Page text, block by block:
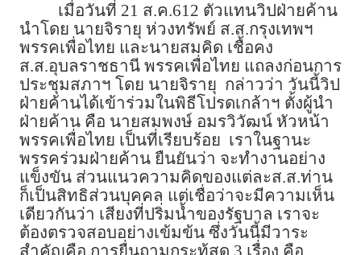
เมื่อวันที่ 21 ส.ค.612 ตัวแทนวิปฝ่ายค้าน
นำโดย นายจิรายุ ห่วงทรัพย์ ส.ส.กรุงเทพฯ
พรรคเพื่อไทย และนายสมคิด เชื้อคง
ส.ส.อุบลราชธานี พรรคเพื่อไทย แถลงก่อนการ
ประชุมสภาฯ โดย นายจิรายุ กล่าวว่า วันนี้วิป
ฝ่ายค้านได้เข้าร่วมในพิธีโปรดเกล้าฯ ตั้งผู้นำ
ฝ่ายค้าน คือ นายสมพงษ์ อมรวิวัฒน์ หัวหน้า
พรรคเพื่อไทย เป็นที่เรียบร้อย เราในฐานะ
พรรคร่วมฝ่ายค้าน ยืนยันว่า จะทำงานอย่าง
แข็งขัน ส่วนแนวความคิดของแต่ละส.ส.ท่าน
ก็เป็นสิทธิส่วนบุคคล แต่เชื่อว่าจะมีความเห็น
เดียวกันว่า เสียงที่ปริ่มน้ำของรัฐบาล เราจะ
ต้องตรวจสอบอย่างเข้มข้น ซึ่งวันนี้มีวาระ
สำคัญคือ การยื่นถามกระทู้สด 3 เรื่อง คือ